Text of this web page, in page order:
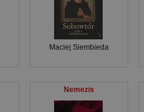
Maciej Siembieda
Nemezis